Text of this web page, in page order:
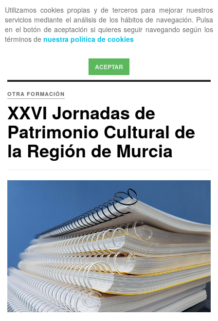
Utilizamos cookies propias y de terceros para mejorar nuestros
servicios mediante el análisis de los hábitos de navegación. Pulsa
en el botón de aceptación si quieres seguir navegando según los
términos de nuestra política de cookies
ACEPTAR
OFF CANVAS
OTRA FORMACIÓN
XXVI Jornadas de
Patrimonio Cultural de
la Región de Murcia